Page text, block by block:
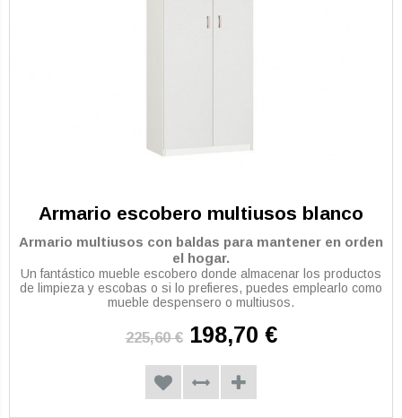
Armario escobero multiusos blanco
Armario multiusos con baldas para mantener en orden
el hogar.
Un fantástico mueble escobero donde almacenar los productos
de limpieza y escobas o si lo prefieres, puedes emplearlo como
mueble despensero o multiusos.
225,60 € 198,70 €